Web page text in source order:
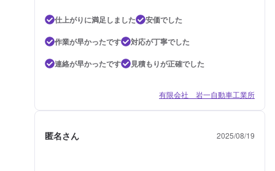
仕上がりに満足しました
安価でした
作業が早かったです
対応が丁寧でした
連絡が早かったです
見積もりが正確でした
有限会社 岩一自動車工業所
匿名さん 2025/08/19